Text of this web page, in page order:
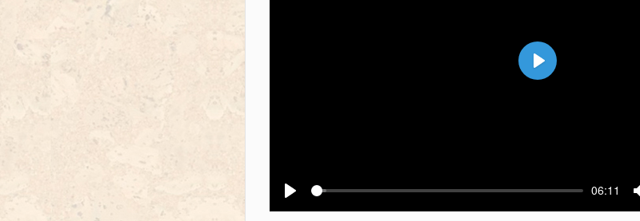
Воспроизвести
06:11
Воспроизвести